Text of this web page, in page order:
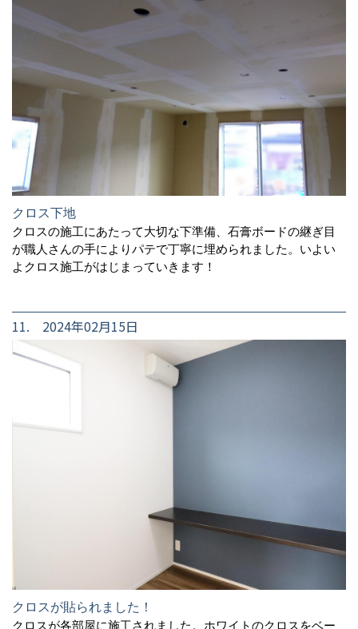
クロス下地
クロスの施工にあたって大切な下準備、石膏ボードの継ぎ目
が職人さんの手によりパテで丁寧に埋められました。いよい
よクロス施工がはじまっていきます！
11. 2024年02月15日
クロスが貼られました！
クロスが各部屋に施工されました。ホワイトのクロスをベー